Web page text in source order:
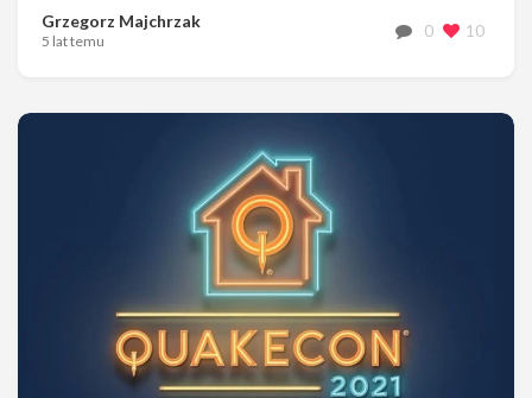
Grzegorz Majchrzak
5 lat temu
0 10